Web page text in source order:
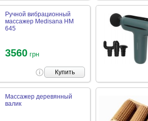
Ручной вибрационный
массажер Medisana HM
645
3560 грн
Купить
Массажер деревянный
валик